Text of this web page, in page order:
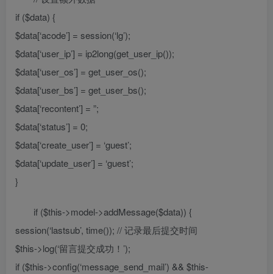
if ($data) {
$data[‘acode’] = session(‘lg’);
$data[‘user_ip’] = ip2long(get_user_ip());
$data[‘user_os’] = get_user_os();
$data[‘user_bs’] = get_user_bs();
$data[‘recontent’] = ”;
$data[‘status’] = 0;
$data[‘create_user’] = ‘guest’;
$data[‘update_user’] = ‘guest’;
}
if ($this->model->addMessage($data)) {
session(‘lastsub’, time()); // 记录最后提交时间
$this->log(‘留言提交成功！’);
if ($this->config(‘message_send_mail’) && $this-